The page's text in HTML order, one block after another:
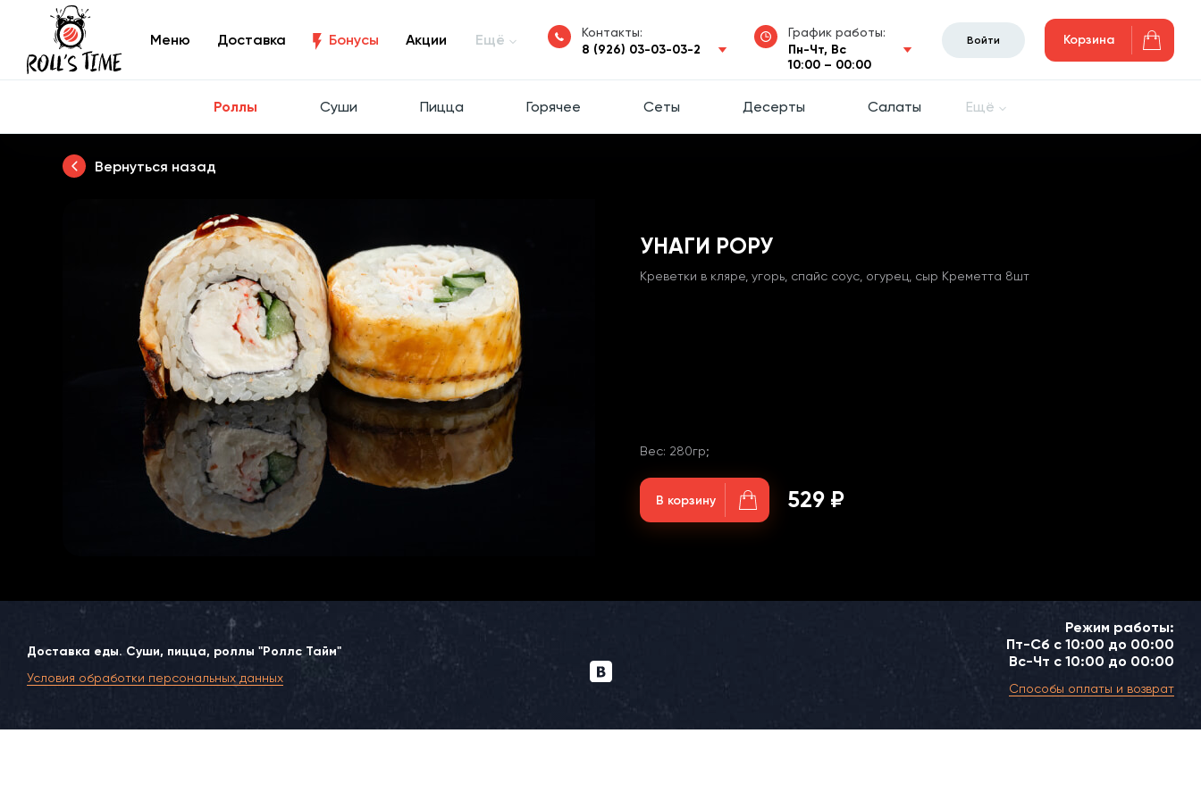
Контакты:
8 (926) 03-03-03-2
График работы:
Пн-Чт, Вс
10:00 – 00:00
Меню Доставка Бонусы Акции Ещё Войти Корзина
Роллы Суши Пицца Горячее Сеты Десерты Салаты Ещё
Вернуться назад
УНАГИ РОРУ
Креветки в кляре, угорь, спайс соус, огурец, сыр Креметта 8шт
Вес: 280гр;
В корзину 529 ₽
Доставка еды. Суши, пицца, роллы "Роллс Тайм"
Условия обработки персональных данных
Режим работы:
Пт-Сб с 10:00 до 00:00
Вс-Чт с 10:00 до 00:00
Способы оплаты и возврат